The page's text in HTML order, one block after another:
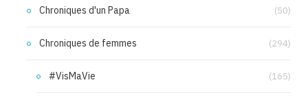
Chroniques d'un Papa (50)
Chroniques de femmes (294)
#VisMaVie (165)